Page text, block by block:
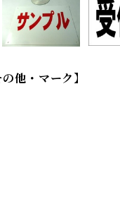
他・マーク】